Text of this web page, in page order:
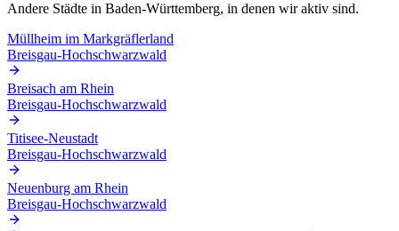
Andere Städte in Baden-Württemberg, in denen wir aktiv sind.
Müllheim im Markgräflerland
Breisgau-Hochschwarzwald
Breisach am Rhein
Breisgau-Hochschwarzwald
Titisee-Neustadt
Breisgau-Hochschwarzwald
Neuenburg am Rhein
Breisgau-Hochschwarzwald